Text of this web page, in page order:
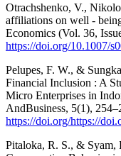
Otrachshenko, V.,
affiliations on well ‑
Economics (Vol. 36,
https://doi.org/10.1007/
Pelupes, F. W., &
Financial Inclusion : A
Micro Enterprises in
AndBusiness, 5(1),
https://doi.org/https://
Pitaloka, R. S., & Syam,